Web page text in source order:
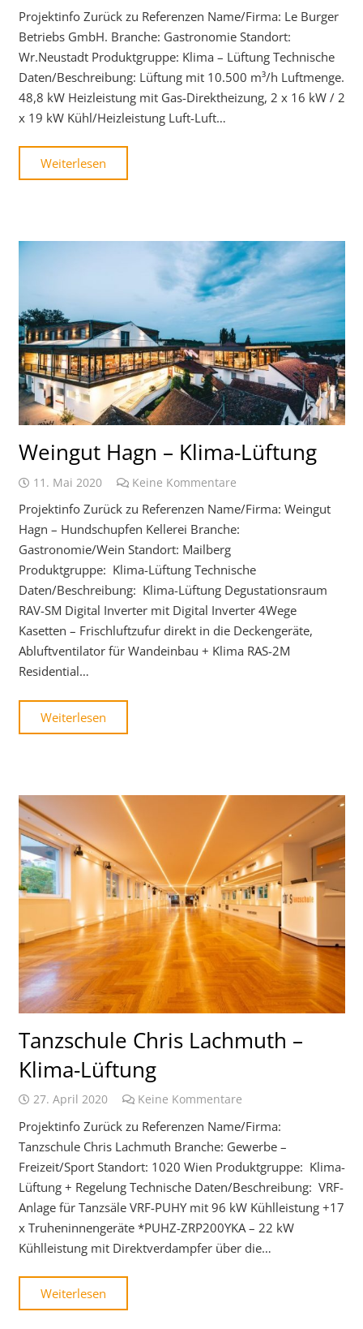
Projektinfo Zurück zu Referenzen Name/Firma: Le Burger
Betriebs GmbH. Branche: Gastronomie Standort:
Wr.Neustadt Produktgruppe: Klima – Lüftung Technische
Daten/Beschreibung: Lüftung mit 10.500 m³/h Luftmenge.
48,8 kW Heizleistung mit Gas-Direktheizung, 2 x 16 kW / 2
x 19 kW Kühl/Heizleistung Luft-Luft…
Weiterlesen
Weingut Hagn – Klima-Lüftung
11. Mai 2020 Keine Kommentare
Projektinfo Zurück zu Referenzen Name/Firma: Weingut
Hagn – Hundschupfen Kellerei Branche:
Gastronomie/Wein Standort: Mailberg
Produktgruppe: Klima-Lüftung Technische
Daten/Beschreibung: Klima-Lüftung Degustationsraum
RAV-SM Digital Inverter mit Digital Inverter 4Wege
Kasetten – Frischluftzufur direkt in die Deckengeräte,
Abluftventilator für Wandeinbau + Klima RAS-2M
Residential…
Weiterlesen
Tanzschule Chris Lachmuth –
Klima-Lüftung
27. April 2020 Keine Kommentare
Projektinfo Zurück zu Referenzen Name/Firma:
Tanzschule Chris Lachmuth Branche: Gewerbe –
Freizeit/Sport Standort: 1020 Wien Produktgruppe: Klima-
Lüftung + Regelung Technische Daten/Beschreibung: VRF-
Anlage für Tanzsäle VRF-PUHY mit 96 kW Kühlleistung +17
x Truheninnengeräte *PUHZ-ZRP200YKA – 22 kW
Kühlleistung mit Direktverdampfer über die…
Weiterlesen